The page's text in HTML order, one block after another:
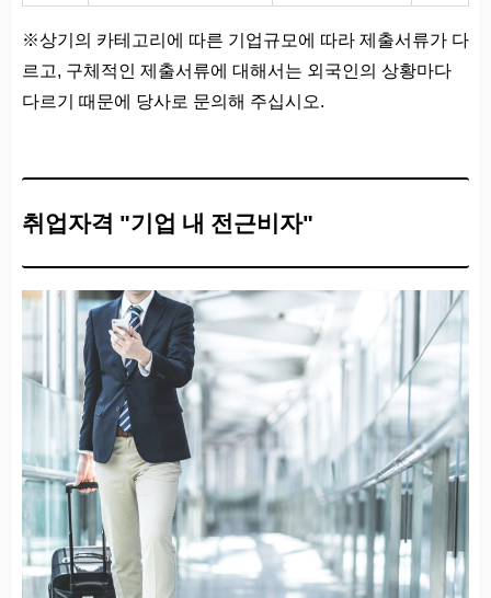
※상기의 카테고리에 따른 기업규모에 따라 제출서류가 다
르고, 구체적인 제출서류에 대해서는 외국인의 상황마다
다르기 때문에 당사로 문의해 주십시오.
취업자격 "기업 내 전근비자"